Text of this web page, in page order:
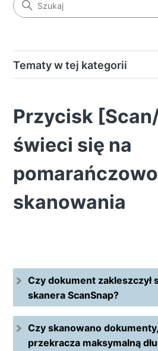
Tematy w tej kategorii
Przycisk
świeci się na
skanowania
Czy dokument zakleszczył
skanera ScanSnap?
Czy skanowano
przekracza maksymalną